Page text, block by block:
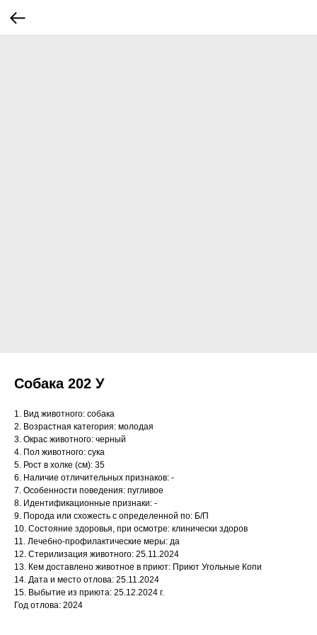
Собака 202 У
1. Вид животного: собака
2. Возрастная категория: молодая
3. Окрас животного: черный
4. Пол животного: сука
5. Рост в холке (см): 35
6. Наличие отличительных признаков: -
7. Особенности поведения: пугливое
8. Идентификационные признаки: -
9. Порода или схожесть с определенной по: Б/П
10. Состояние здоровья, при осмотре: клинически здоров
11. Лечебно-профилактические меры: да
12. Стерилизация животного: 25.11.2024
13. Кем доставлено животное в приют: Приют Угольные Копи
14. Дата и место отлова: 25.11.2024
15. Выбытие из приюта: 25.12.2024 г.
Год отлова: 2024